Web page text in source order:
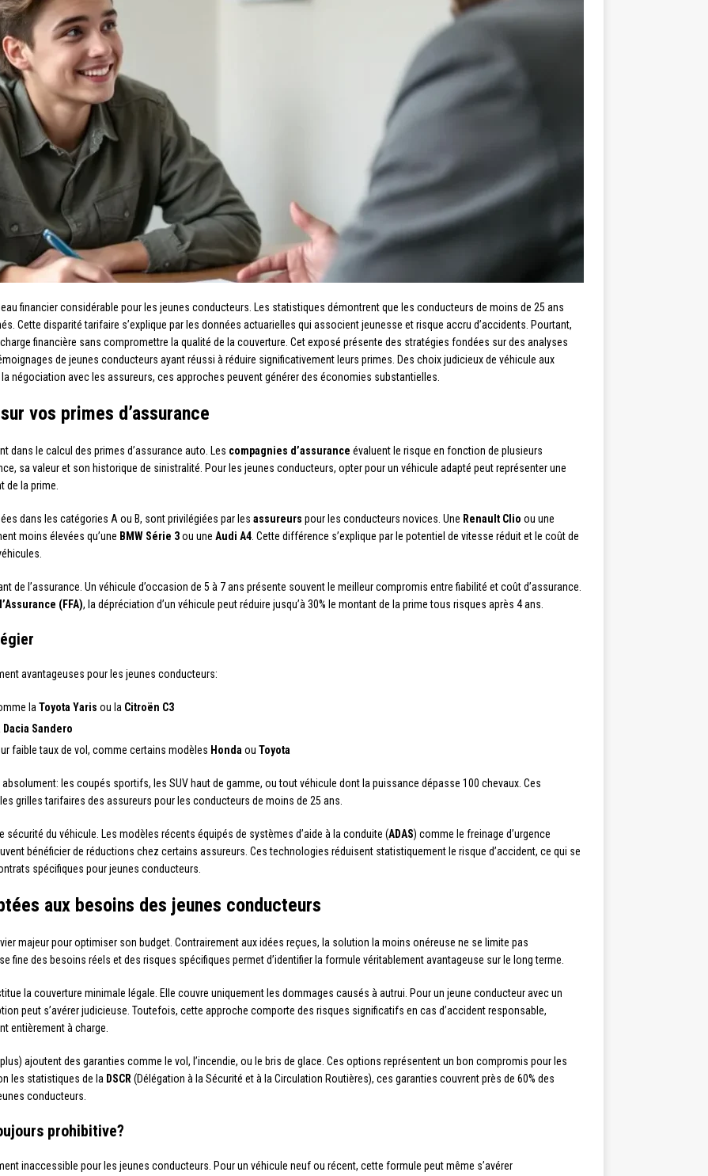
financier considérable pour les jeunes conducteurs. Les statistiques démontrent que les conducteurs de moins de 25 ans
Cette disparité tarifaire s’explique par les données actuarielles qui associent jeunesse et risque accru d’accidents. Pourtant,
financière sans compromettre la qualité de la couverture. Cet exposé présente des stratégies fondées sur des analyses
de jeunes conducteurs ayant réussi à réduire significativement leurs primes. Des choix judicieux de véhicule aux
négociation avec les assureurs, ces approches peuvent générer des économies substantielles.
vos primes d’assurance
dans le calcul des primes d’assurance auto. Les compagnies d’assurance évaluent le risque en fonction de plusieurs
sa valeur et son historique de sinistralité. Pour les jeunes conducteurs, opter pour un véhicule adapté peut représenter une
de la prime.
dans les catégories A ou B, sont privilégiées par les assureurs pour les conducteurs novices. Une Renault Clio ou une
moins élevées qu’une BMW Série 3ou une Audi A4 . Cette différence s’explique par le potentiel de vitesse réduit et le coût de
de l’assurance. Un véhicule d’occasion de 5 à 7 ans présente souvent le meilleur compromis entre fiabilité et coût d’assurance.
(FFA), la dépréciation d’un véhicule peut réduire jusqu’à 30% le montant de la prime tous risques après 4 ans.
avantageuses pour les jeunes conducteurs:
la Toyota Yaris ou la Citroën C3
Dacia Sandero
faible taux de vol, comme certains modèles Honda ou Toyota
les coupés sportifs, les SUV haut de gamme, ou tout véhicule dont la puissance dépasse 100 chevaux. Ces
grilles tarifaires des assureurs pour les conducteurs de moins de 25 ans.
sécurité du véhicule. Les modèles récents équipés de systèmes d’aide à la conduite (ADAS) comme le freinage d’urgence
bénéficier de réductions chez certains assureurs. Ces technologies réduisent statistiquement le risque d’accident, ce qui se
spécifiques pour jeunes conducteurs.
aux besoins des jeunes conducteurs
majeur pour optimiser son budget. Contrairement aux idées reçues, la solution la moins onéreuse ne se limite pas
fine des besoins réels et des risques spécifiques permet d’identifier la formule véritablement avantageuse sur le long terme.
la couverture minimale légale. Elle couvre uniquement les dommages causés à autrui. Pour un jeune conducteur avec un
peut s’avérer judicieuse. Toutefois, cette approche comporte des risques significatifs en cas d’accident responsable,
entièrement à charge.
ajoutent des garanties comme le vol, l’incendie, ou le bris de glace. Ces options représentent un bon compromis pour les
les statistiques de la DSCR (Délégation à la Sécurité et à la Circulation Routières), ces garanties couvrent près de 60% des
conducteurs.
prohibitive?
inaccessible pour les jeunes conducteurs. Pour un véhicule neuf ou récent, cette formule peut même s’avérer